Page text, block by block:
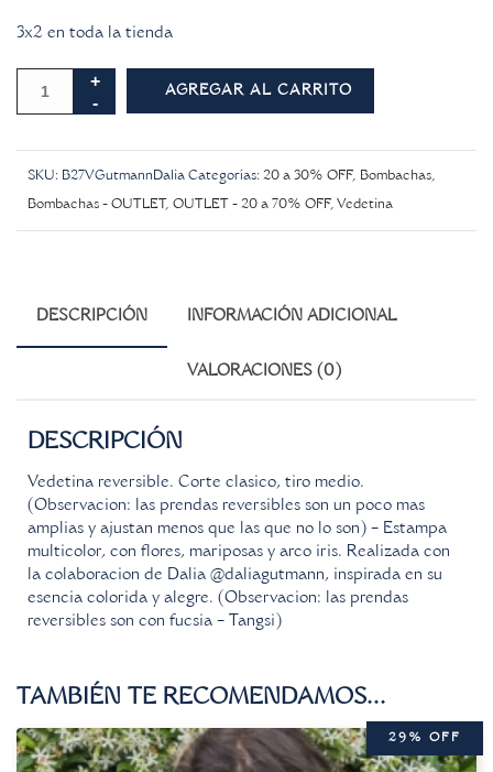
3x2 en toda la tienda
AGREGAR AL CARRITO
SKU: B27VGutmannDalia Categorías: 20 a 30% OFF, Bombachas,
Bombachas - OUTLET , OUTLET - 20 a 70% OFF, Vedetina
DESCRIPCIÓN INFORMACIÓN ADICIONAL
VALORACIONES (0)
DESCRIPCIÓN
Vedetina reversible. Corte clasico, tiro medio.
(Observacion: las prendas reversibles son un poco mas
amplias y ajustan menos que las que no lo son) – Estampa
multicolor, con flores, mariposas y arco iris. Realizada con
la colaboracion de Dalia @daliagutmann, inspirada en su
esencia colorida y alegre. (Observacion: las prendas
reversibles son con fucsia – Tangsi)
TAMBIÉN TE RECOMENDAMOS…
29% OFF